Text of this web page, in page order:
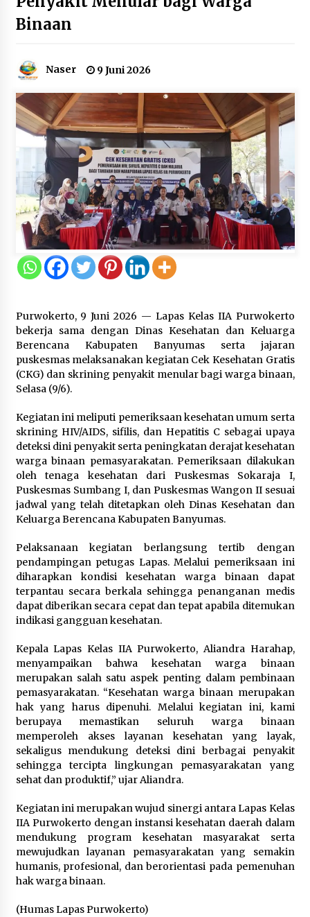
5 Agustus 2026
Marak Kecelakaan Kapal, Puan
Soroti Minimnya Faktor Keamanan
Transportasi Laut
5 Agustus 2026
Di Forum Internasional Majelis
Persaudaraan Manusia, Megawati
Soekarnoputri Tegaskan
Kepemimpinan Perempuan Bukan
Dominasi, Tapi Merawat Dan
5 Agustus 2026
Jokowi Tetap Disambut Hangat di
NTT, Ahmad Ali: Karya dan
Pengabdiannya Masih Dirasakan
Masyarakat
Respons Cepat Aduan Warga, Wali
Kota Serang Bantu Bedah Rumah
Roboh Korban Bencana, Salurkan
Bantuan Rp30 Juta
5 Agustus 2026
Wali Kota Serang Budi Rustandi
Berikan Penghargaan kepada
Pemenang Sayembara Logo HUT ke-
19 Kota Serang
5 Agustus 2026
Polres Cilegon Gelar Apel
Kesiapsiagaan Hadapi Ancaman
Kebakaran Akibat Fenomena El Niño
5 Agustus 2026
Pemkot Cilegon Sampaikan
Rancangan KUA PPAS 2027,
Pendapatan Ditarget Rp2,03 Triliun
Binaan
Naser 9 Juni 2026
Purwokerto, 9 Juni 2026 — Lapas Kelas IIA Purwokerto
bekerja sama dengan Dinas Kesehatan dan Keluarga
Berencana Kabupaten Banyumas serta jajaran
puskesmas melaksanakan kegiatan Cek Kesehatan Gratis
(CKG) dan skrining penyakit menular bagi warga binaan,
Selasa (9/6).
Kegiatan ini meliputi pemeriksaan kesehatan umum serta
skrining HIV/AIDS, sifilis, dan Hepatitis C sebagai upaya
deteksi dini penyakit serta peningkatan derajat kesehatan
warga binaan pemasyarakatan. Pemeriksaan dilakukan
oleh tenaga kesehatan dari Puskesmas Sokaraja I,
Puskesmas Sumbang I, dan Puskesmas Wangon II sesuai
jadwal yang telah ditetapkan oleh Dinas Kesehatan dan
Keluarga Berencana Kabupaten Banyumas.
Pelaksanaan kegiatan berlangsung tertib dengan
pendampingan petugas Lapas. Melalui pemeriksaan ini
diharapkan kondisi kesehatan warga binaan dapat
terpantau secara berkala sehingga penanganan medis
dapat diberikan secara cepat dan tepat apabila ditemukan
indikasi gangguan kesehatan.
Kepala Lapas Kelas IIA Purwokerto, Aliandra Harahap,
menyampaikan bahwa kesehatan warga binaan
merupakan salah satu aspek penting dalam pembinaan
pemasyarakatan. “Kesehatan warga binaan merupakan
hak yang harus dipenuhi. Melalui kegiatan ini, kami
berupaya memastikan seluruh warga binaan
memperoleh akses layanan kesehatan yang layak,
sekaligus mendukung deteksi dini berbagai penyakit
sehingga tercipta lingkungan pemasyarakatan yang
sehat dan produktif,” ujar Aliandra.
Kegiatan ini merupakan wujud sinergi antara Lapas Kelas
IIA Purwokerto dengan instansi kesehatan daerah dalam
mendukung program kesehatan masyarakat serta
mewujudkan layanan pemasyarakatan yang semakin
humanis, profesional, dan berorientasi pada pemenuhan
hak warga binaan.
(Humas Lapas Purwokerto)